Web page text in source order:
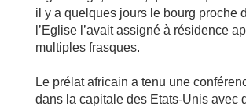
il y a quelques jours le bourg proche
l’Eglise l’avait assigné à résidence
multiples frasques.
Le prélat africain a tenu une
dans la capitale des Etats-Unis avec